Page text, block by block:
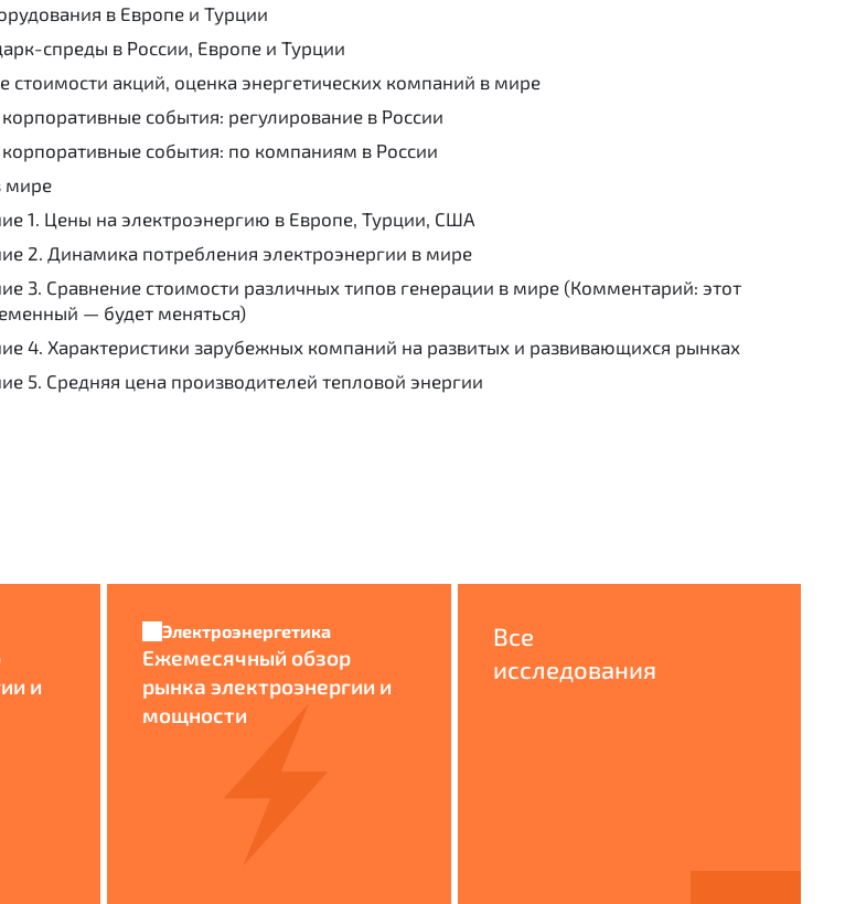
в Европе и Турции
спреды в России, Европе и Турции
стоимости акций, оценка энергетических компаний в мире
события: регулирование в России
события: по компаниям в России
мире
1. Цены на электроэнергию в Европе, Турции, США
2. Динамика потребления электроэнергии в мире
3. Сравнение стоимости различных типов генерации в мире (Комментарий: этот
— будет меняться)
4. Характеристики зарубежных компаний на развитых и развивающихся рынках
5. Средняя цена производителей тепловой энергии
и
Электроэнергетика
Ежемесячный обзор
рынка электроэнергии и
мощности
Все
исследования